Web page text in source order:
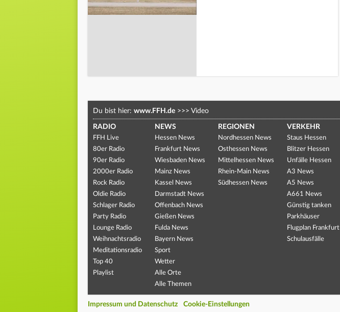
Du bist hier: www.FFH.de >>> Video
RADIO
FFH Live
80er Radio
90er Radio
2000er Radio
Rock Radio
Oldie Radio
Schlager Radio
Party Radio
Lounge Radio
Weihnachtsradio
Meditationsradio
Top 40
Playlist
NEWS
Hessen News
Frankfurt News
Wiesbaden News
Mainz News
Kassel News
Darmstadt News
Offenbach News
Gießen News
Fulda News
Bayern News
Sport
Wetter
Alle Orte
Alle Themen
REGIONEN
Nordhessen News
Osthessen News
Mittelhessen News
Rhein-Main News
Südhessen News
VERKEHR
Staus Hessen
Blitzer Hessen
Unfälle Hessen
A3 News
A5 News
A661 News
Günstig tanken
Parkhäuser
Flugplan Frankfurt
Schulausfälle
Impressum und Datenschutz Cookie-Einstellungen